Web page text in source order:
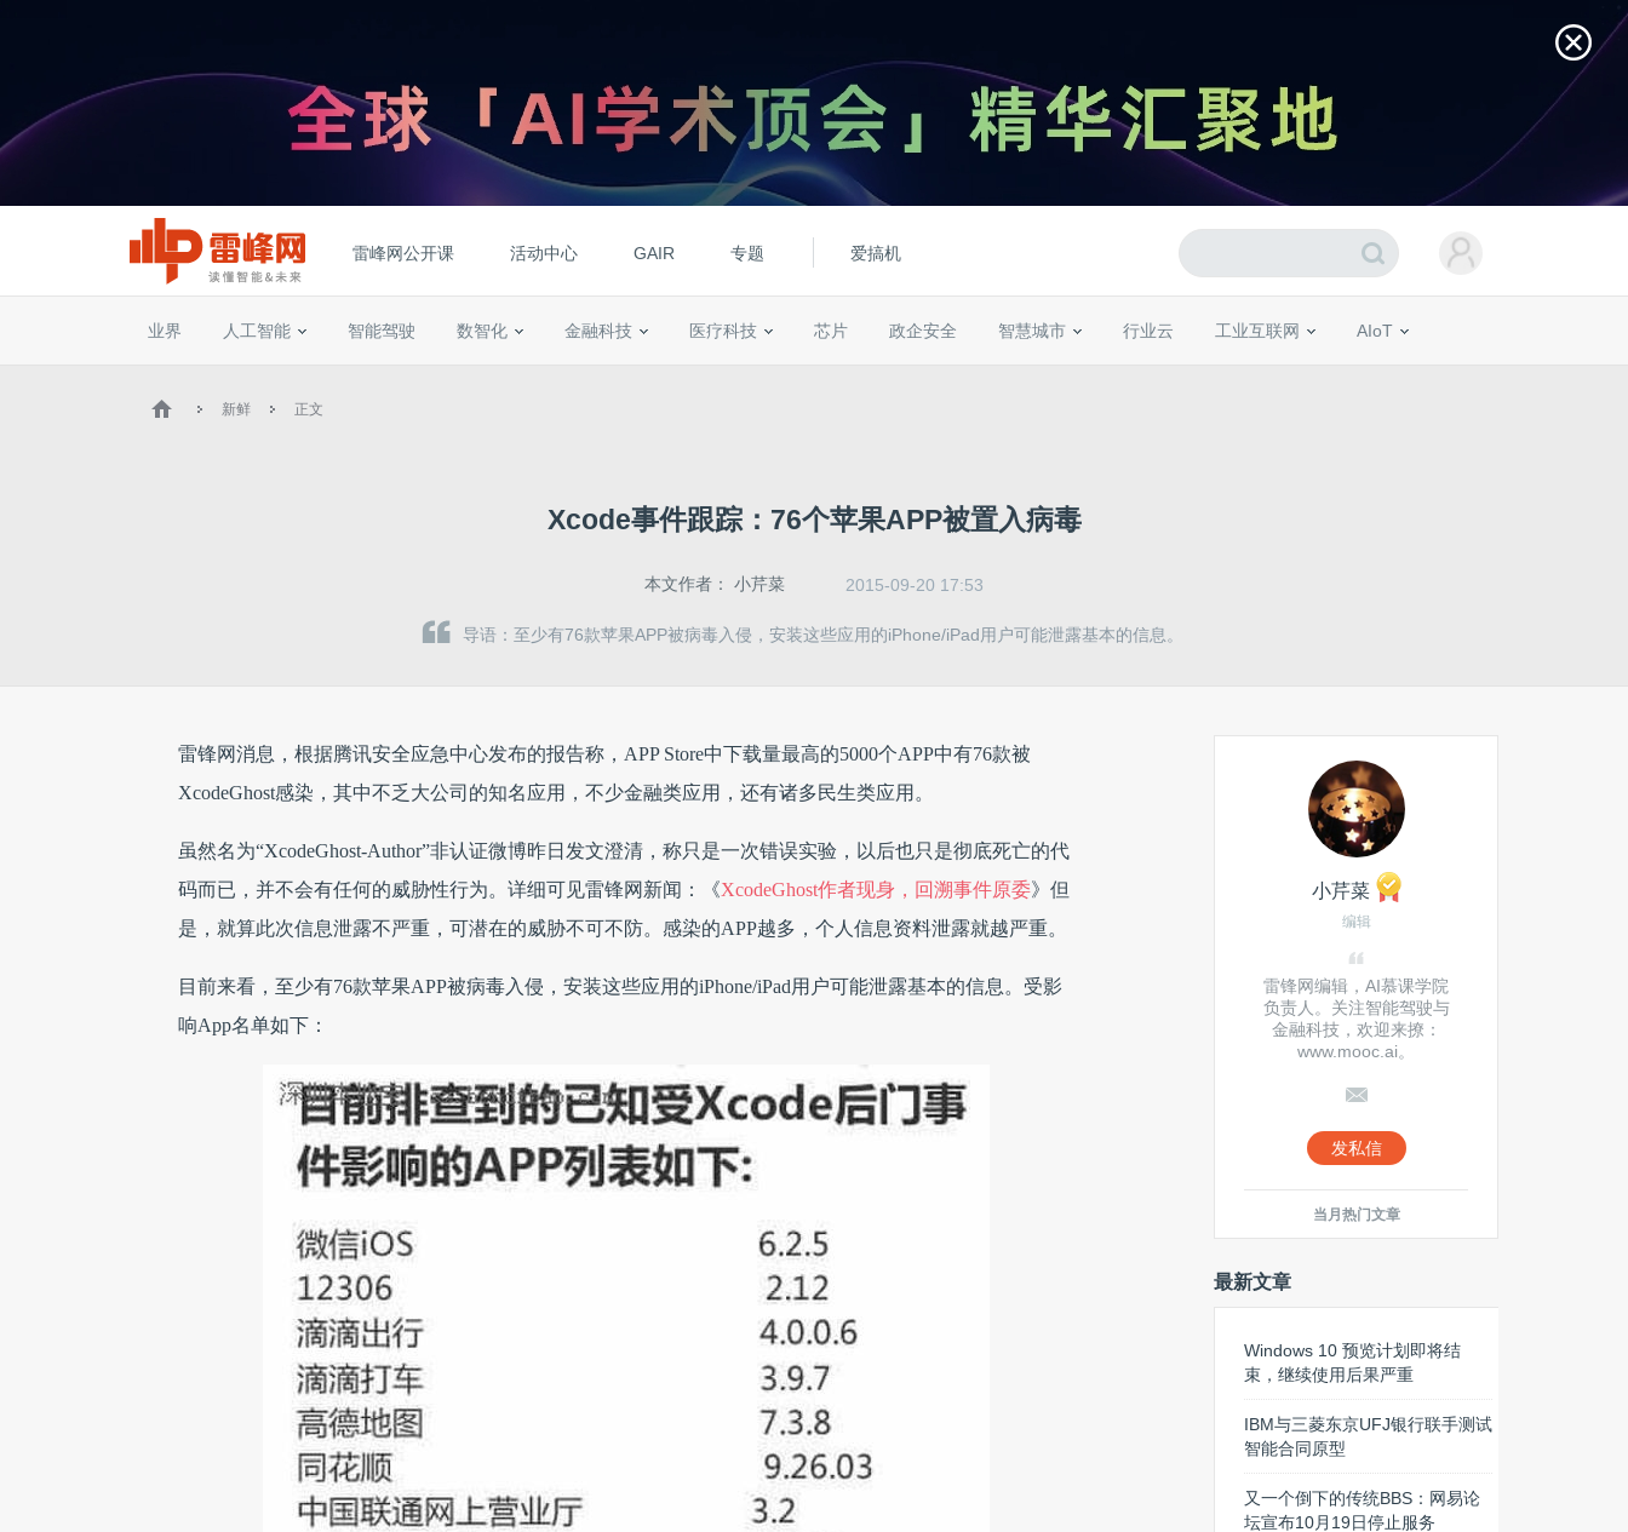
雷峰网公开课 活动中心 GAIR 专题 爱搞机
业界 人工智能 智能驾驶 数智化 金融科技 医疗科技 芯片 政企安全 智慧城市 行业云 工业互联网 AIoT
新鲜 正文
Xcode事件跟踪：76个苹果APP被置入病毒
本文作者： 小芹菜 2015-09-20 17:53
导语：至少有76款苹果APP被病毒入侵，安装这些应用的iPhone/iPad用户可能泄露基本的信息。
雷锋网消息，根据腾讯安全应急中心发布的报告称，APP Store中下载量最高的5000个APP中有76款被
XcodeGhost感染，其中不乏大公司的知名应用，不少金融类应用，还有诸多民生类应用。
虽然名为“XcodeGhost-Author”非认证微博昨日发文澄清，称只是一次错误实验，以后也只是彻底死亡的代
码而已，并不会有任何的威胁性行为。详细可见雷锋网新闻：《XcodeGhost作者现身，回溯事件原委》 但
是，就算此次信息泄露不严重，可潜在的威胁不可不防。感染的APP越多，个人信息资料泄露就越严重。
目前来看，至少有76款苹果APP被病毒入侵，安装这些应用的iPhone/iPad用户可能泄露基本的信息。 受影
响App名单如下：
小芹菜
编辑
雷锋网编辑，AI慕课学院
负责人。关注智能驾驶与
金融科技，欢迎来撩：
www.mooc.ai。
发私信
当月热门文章
最新文章
Windows 10 预览计划即将结
束，继续使用后果严重
IBM与三菱东京UFJ银行联手测试
智能合同原型
又一个倒下的传统BBS：网易论
坛宣布10月19日停止服务